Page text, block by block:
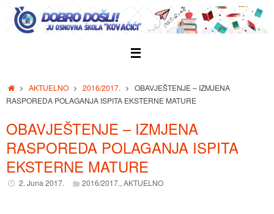
Skip
content
HomeAKTUELNO 2016/2017.
OBAVJEŠTENJE – IZMJENA
RASPOREDA POLAGANJA ISPITA EKSTERNE MATURE
OBAVJEŠTENJE – IZMJENA
RASPOREDA POLAGANJA ISPITA
EKSTERNE MATURE
2. Juna 2017. 2016/2017.,AKTUELNO